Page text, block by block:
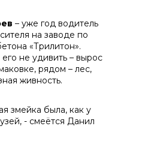
– уже год водитель
на заводе по
«Трилитон».
не удивить – вырос
рядом – лес,
живность.
змейка была, как у
- смеётся Данил